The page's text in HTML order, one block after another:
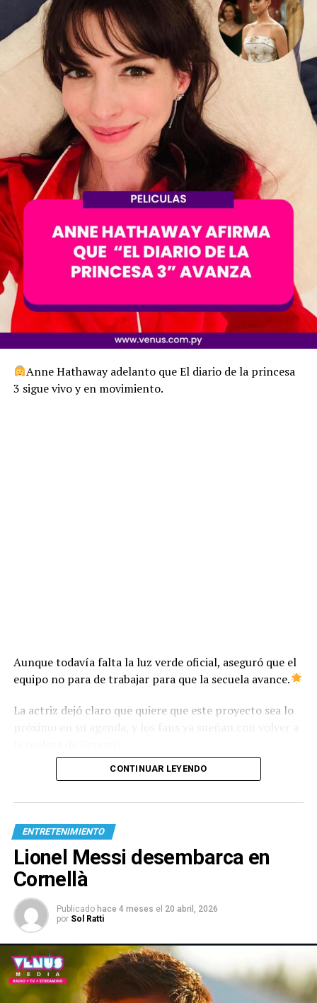
Anne Hathaway adelanto que El diario de la princesa
3 sigue vivo y en movimiento.
Aunque todavía falta la luz verde oficial, aseguró que el
equipo no para de trabajar para que la secuela avance.
La actriz dejó claro que quiere que este proyecto sea lo
CONTINUAR LEYENDO
ENTRETENIMIENTO
Lionel Messi desembarca en
Cornellà
Publicado hace 4 meses el 20 abril, 2026
por Sol Ratti